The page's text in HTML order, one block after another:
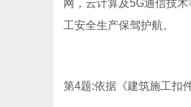
网，云计算及5G通信技
工安全生产保驾护航。
第4题:依据《建筑施工扣